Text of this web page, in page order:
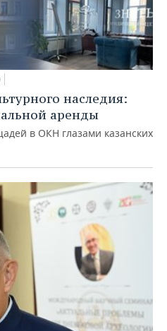
наследия:
аренды
в ОКН глазами казанских